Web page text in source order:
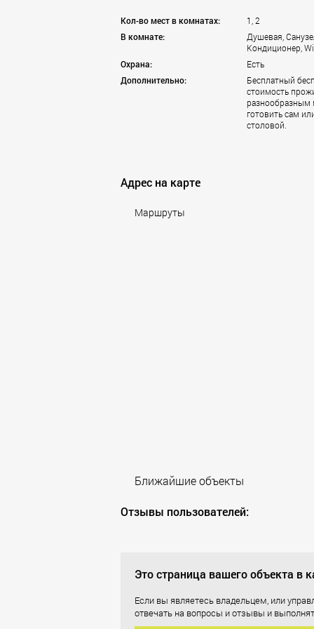
Кемерово
Климовск
Клин
Ковров
Лобня
Махачкала
Раменское
Ростов-на-Дону
Севастополь
Серпухов
Солнечногорск
Кол-во мест в комнатах: 1, 2
В комнате:
Душевая,
Кондиционер,
Охрана:
Есть
Дополнительно:
Бесплатный
стоимость
разнообразным
готовить сам
столовой.
Адрес на карте
Маршруты
Ближайшие объекты
Отзывы пользователей:
Это страница вашего объекта в
Если вы являетесь владельцем, или
отвечать на вопросы и отзывы и